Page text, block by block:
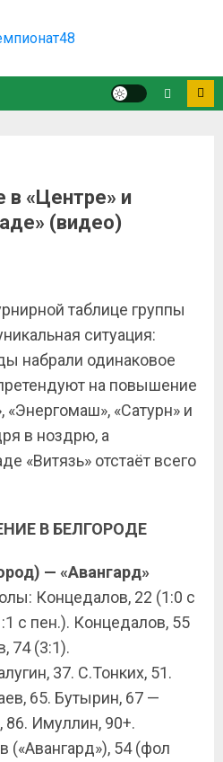
в «Центре» и
(видео)
таблице группы
ситуация:
набрали одинаковое
на повышение
«Энергомаш», «Сатурн» и
в ноздрю, а
«Витязь» отстаёт всего
В БЕЛГОРОДЕ
— «Авангард»
Концедалов, 22 (1:0 с
с пен.). Концедалов, 55
74 (3:1).
37. С.Тонких, 51.
65. Бутырин, 67 —
86. Имуллин, 90+.
(«Авангард»), 54 (фол